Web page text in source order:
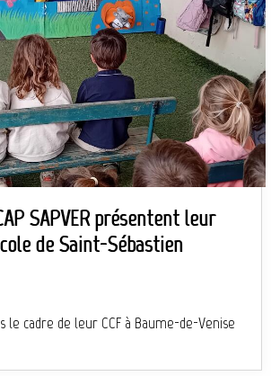
SAPVER présentent leur
de Saint-Sébastien
le cadre de leur CCF à Baume-de-Venise